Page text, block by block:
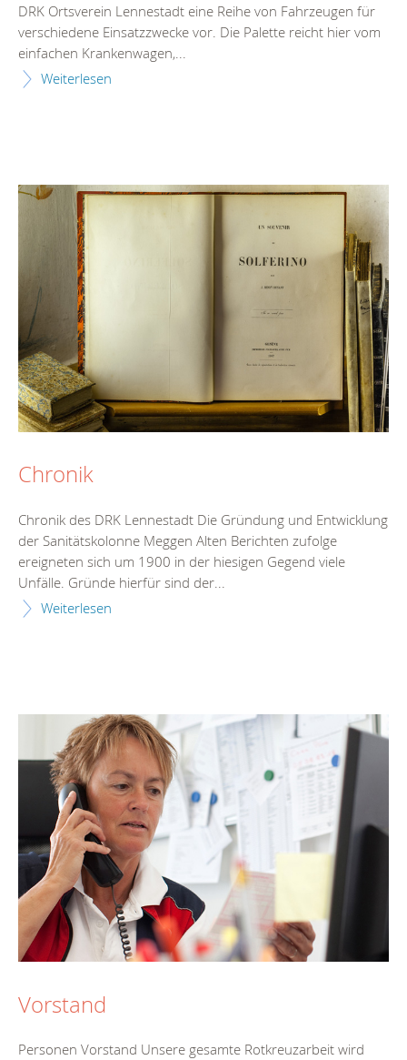
DRK Ortsverein Lennestadt eine Reihe von Fahrzeugen für
verschiedene Einsatzzwecke vor. Die Palette reicht hier vom
einfachen Krankenwagen,...
Weiterlesen
Chronik
Chronik des DRK Lennestadt Die Gründung und Entwicklung
der Sanitätskolonne Meggen Alten Berichten zufolge
ereigneten sich um 1900 in der hiesigen Gegend viele
Unfälle. Gründe hierfür sind der...
Weiterlesen
Vorstand
Personen Vorstand Unsere gesamte Rotkreuzarbeit wird